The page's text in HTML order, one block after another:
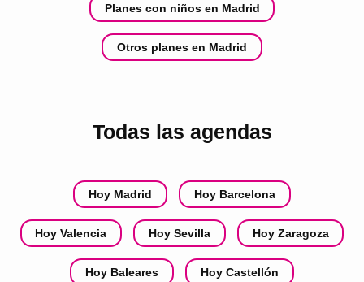
Planes con niños en Madrid
Otros planes en Madrid
Todas las agendas
Hoy Madrid Hoy Barcelona
Hoy Valencia Hoy Sevilla Hoy Zaragoza
Hoy Baleares Hoy Castellón